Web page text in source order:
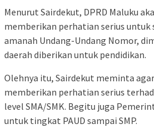
Menurut Sairdekut, DPRD Maluku
memberikan perhatian serius untuk
amanah Undang-Undang Nomor,
daerah diberikan untuk pendidikan.
Olehnya itu, Sairdekut meminta
memberikan perhatian serius
level SMA/SMK. Begitu juga
untuk tingkat PAUD sampai SMP.